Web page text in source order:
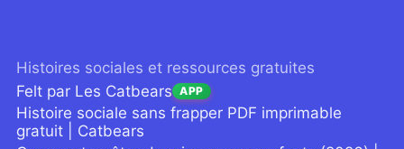
Histoires sociales et ressources gratuites
Felt par Les Catbears APP
Histoire sociale sans frapper PDF imprimable
gratuit | Catbears